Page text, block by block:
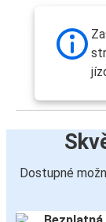
Dostupné